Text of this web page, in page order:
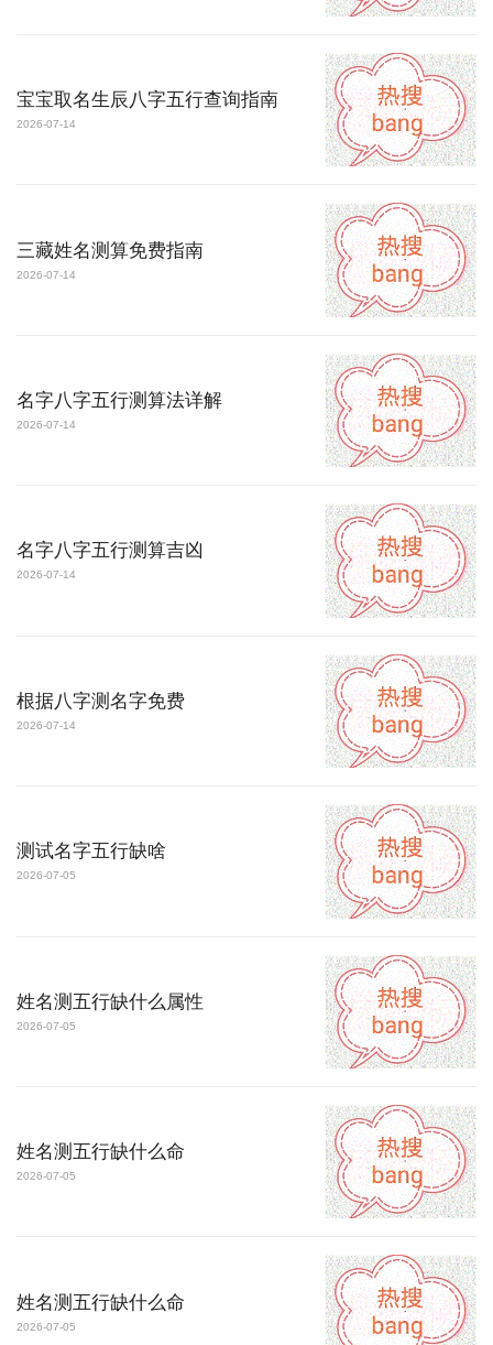
宝宝取名生辰八字五行查询指南
2026-07-14
三藏姓名测算免费指南
2026-07-14
名字八字五行测算法详解
2026-07-14
名字八字五行测算吉凶
2026-07-14
根据八字测名字免费
2026-07-14
测试名字五行缺啥
2026-07-05
姓名测五行缺什么属性
2026-07-05
姓名测五行缺什么命
2026-07-05
姓名测五行缺什么命
2026-07-05